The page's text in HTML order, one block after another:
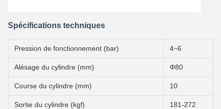
Spécifications techniques
Pression de fonctionnement (bar) 4~6
Alésage du cylindre (mm) Φ80
Course du cylindre (mm) 10
Sortie du cylindre (kgf) 181-272